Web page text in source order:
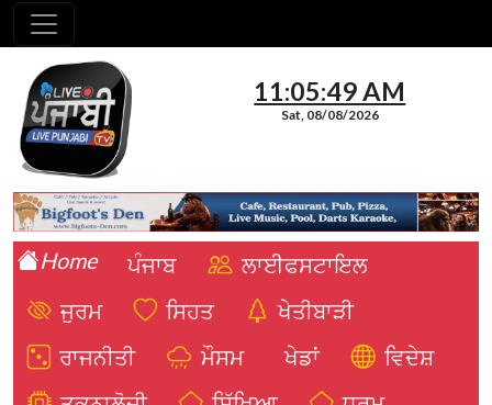
11:05:50 AM
Sat, 08/08/2026
Home ਪੰਜਾਬ
ਲਾਈਫਸਟਾਇਲ
ਜੁਰਮ
ਸਿਹਤ
ਖੇਤੀਬਾੜੀ
ਰਾਜਨੀਤੀ
ਮੌਸਮ ਖੇਡਾਂ
ਵਿਦੇਸ਼